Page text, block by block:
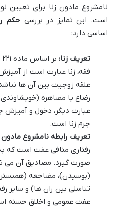
نامشروع مادون زنا برای تعیین
است. این تمایز در بررسی حکم
اساسی دارد:
تعریف زنا:
فقه، زنا عبارت است از
علقه زوجیت بین آن ها نباشد
رضاع یا مصاهره
عبارت دیگر، دخول و آمیزش
جرم زنا است.
تعریف رابطه نامشروع مادون
رفتاری منافی عفت است که
صورت گیرد. مصادیق آن می
(بوسیدن)، مضاجعه
تناسلی بین ران ها) و سایر
عفت عمومی و اخلاق حسنه